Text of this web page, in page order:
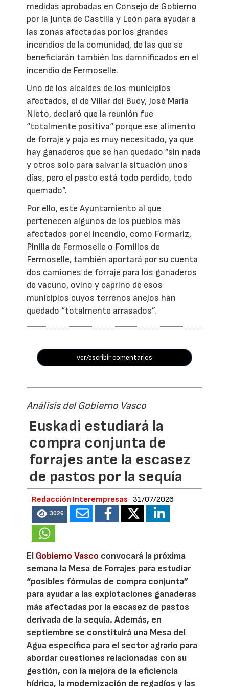
medidas aprobadas en Consejo de Gobierno
por la Junta de Castilla y León para ayudar a
las zonas afectadas por los grandes
incendios de la comunidad, de las que se
beneficiarán también los damnificados en el
incendio de Fermoselle.
Uno de los alcaldes de los municipios
afectados, el de Villar del Buey, José María
Nieto, declaró que la reunión fue
“totalmente positiva“ porque ese alimento
de forraje y paja es muy necesitado, ya que
hay ganaderos que se han quedado ”sin nada
y otros solo para salvar la situación unos
días, pero el pasto está todo perdido, todo
quemado”.
Por ello, este Ayuntamiento al que
pertenecen algunos de los pueblos más
afectados por el incendio, como Formariz,
Pinilla de Fermoselle o Fornillos de
Fermoselle, también aportará por su cuenta
dos camiones de forraje para los ganaderos
de vacuno, ovino y caprino de esos
municipios cuyos terrenos anejos han
quedado “totalmente arrasados”.
ver/escribir comentarios
Análisis del Gobierno Vasco
Euskadi estudiará la
compra conjunta de
forrajes ante la escasez
de pastos por la sequía
Redacción Interempresas 31/07/2026
3026
El Gobierno Vasco convocará la próxima
semana la Mesa de Forrajes para estudiar
“posibles fórmulas de compra conjunta”
para ayudar a las explotaciones ganaderas
más afectadas por la escasez de pastos
derivada de la sequía. Además, en
septiembre se constituirá una Mesa del
Agua específica para el sector agrario para
abordar cuestiones relacionadas con su
gestión, con la mejora de la eficiencia
hídrica, la modernización de regadíos y las